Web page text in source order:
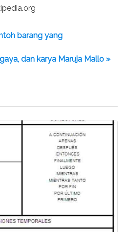
barang yang
dan karya Maruja Mallo »